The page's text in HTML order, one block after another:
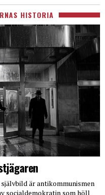
HISTORIA
självbild är antikommunismen
socialdemokratin som höll